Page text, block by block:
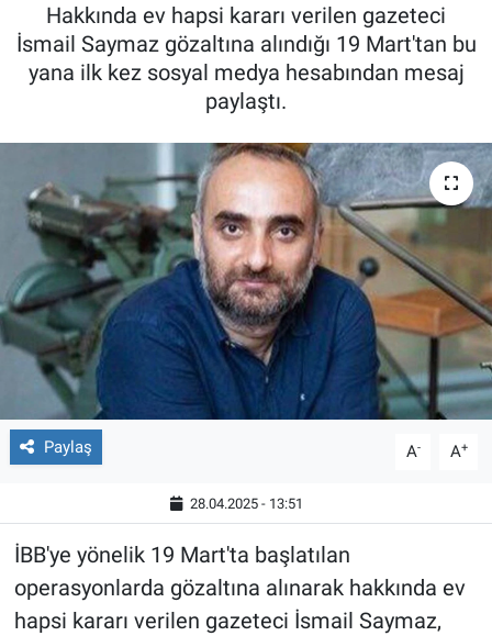
Hakkında ev hapsi kararı verilen gazeteci
İsmail Saymaz gözaltına alındığı 19 Mart'tan bu
yana ilk kez sosyal medya hesabından mesaj
paylaştı.
Paylaş A- A+
28.04.2025 - 13:51
İBB'ye yönelik 19 Mart'ta başlatılan
operasyonlarda gözaltına alınarak hakkında ev
hapsi kararı verilen gazeteci İsmail Saymaz,
Bilim-Teknoloji
Video Galeri
Son Dakika Haberleri